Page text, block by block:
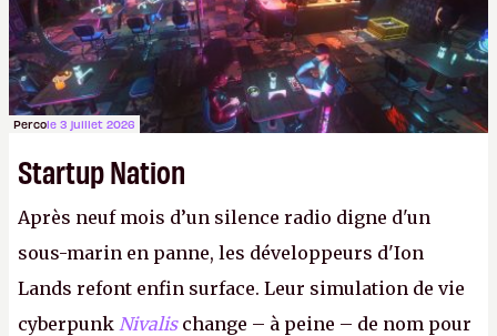
Percole 3 juillet 2026
Startup Nation
Après neuf mois d’un silence radio digne d'un
sous-marin en panne, les développeurs d'Ion
Lands refont enfin surface. Leur simulation de vie
cyberpunk Nivalis change – à peine – de nom pour